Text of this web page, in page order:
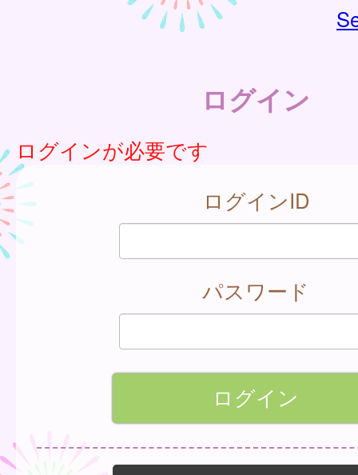
ログイン
ログインが必要です
ログインID
パスワード